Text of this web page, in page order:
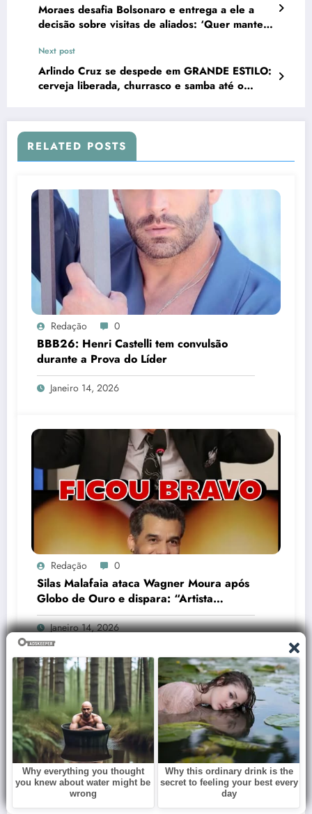
Moraes desafia Bolsonaro e entrega a ele a
decisão sobre visitas de aliados: ‘Quer manter
Next post
Arlindo Cruz se despede em GRANDE ESTILO:
cerveja liberada, churrasco e samba até o
RELATED POSTS
Redação 0
BBB26: Henri Castelli tem convulsão
durante a Prova do Líder
Janeiro 14, 2026
Redação 0
Silas Malafaia ataca Wagner Moura após
Globo de Ouro e dispara: “Artista
cretino”
Janeiro 14, 2026
Redação 0